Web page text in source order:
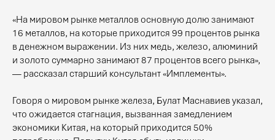
«На мировом рынке металлов основную долю занимают
16 металлов, на которые приходится 99 процентов рынка
в денежном выражении. Из них медь, железо, алюминий
и золото суммарно занимают 87 процентов всего рынка»,
— рассказал старший консультант «Имплементы».
Говоря о мировом рынке железа, Булат Маснавиев указал,
что ожидается стагнация, вызванная замедлением
экономики Китая, на который приходится 50%